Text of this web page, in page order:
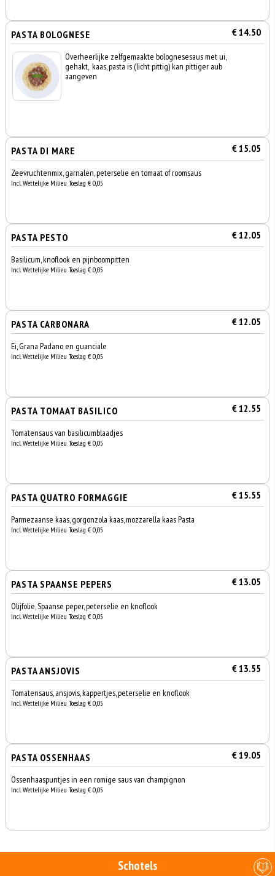
PASTA BOLOGNESE € 14.50
Overheerlijke zelfgemaakte bolognesesaus met ui,
gehakt, kaas, pasta is (licht pittig) kan pittiger aub
aangeven
PASTA DI MARE € 15.05
Zeevruchtenmix, garnalen, peterselie en tomaat of roomsaus
Incl. Wettelijke Milieu Toeslag € 0,05
PASTA PESTO € 12.05
Basilicum, knoflook en pijnboompitten
Incl. Wettelijke Milieu Toeslag € 0,05
PASTA CARBONARA € 12.05
Ei, Grana Padano en guanciale
Incl. Wettelijke Milieu Toeslag € 0,05
PASTA TOMAAT BASILICO € 12.55
Tomatensaus van basilicumblaadjes
Incl. Wettelijke Milieu Toeslag € 0,05
PASTA QUATRO FORMAGGIE € 15.55
Parmezaanse kaas, gorgonzola kaas, mozzarella kaas Pasta
Incl. Wettelijke Milieu Toeslag € 0,05
PASTA SPAANSE PEPERS € 13.05
Olijfolie, Spaanse peper, peterselie en knoflook
Incl. Wettelijke Milieu Toeslag € 0,05
PASTA ANSJOVIS € 13.55
Tomatensaus, ansjovis, kappertjes, peterselie en knoflook
Incl. Wettelijke Milieu Toeslag € 0,05
PASTA OSSENHAAS € 19.05
Ossenhaaspuntjes in een romige saus van champignon
Incl. Wettelijke Milieu Toeslag € 0,05
Schotels